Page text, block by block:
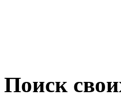
Поиск